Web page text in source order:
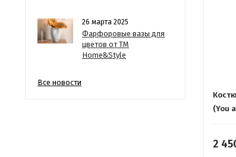
26 марта 2025
Фарфоровые вазы для
цветов от ТМ
Home&Style
Все новости
(You
2